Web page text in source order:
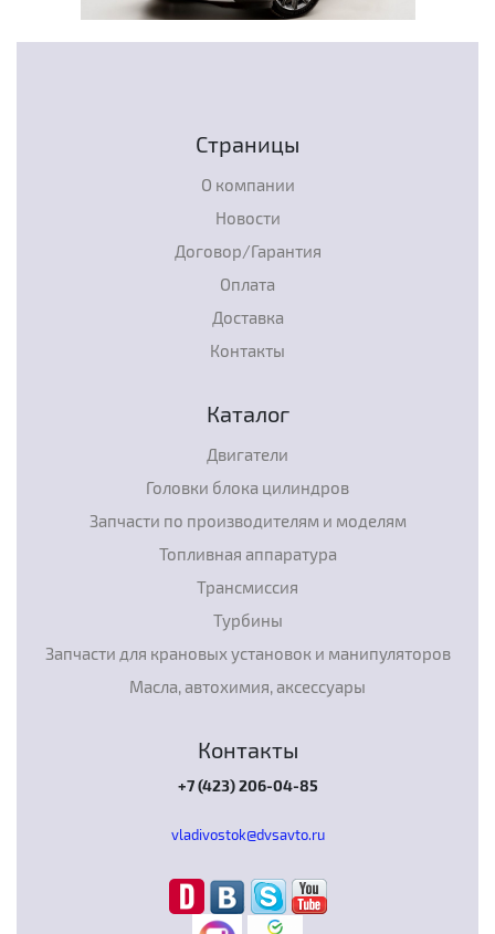
Страницы
О компании
Новости
Договор/Гарантия
Оплата
Доставка
Контакты
Каталог
Двигатели
Головки блока цилиндров
Запчасти по производителям и моделям
Топливная аппаратура
Трансмиссия
Турбины
Запчасти для крановых установок и манипуляторов
Масла, автохимия, аксессуары
Контакты
+7 (423) 206-04-85
vladivostok@dvsavto.ru